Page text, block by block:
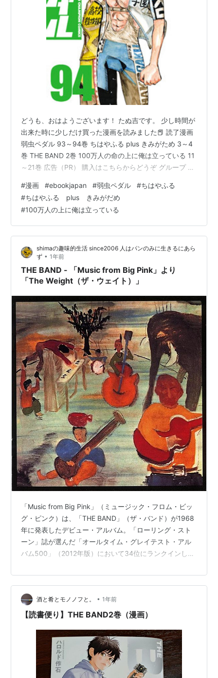
どうも、おはようございます！ たぬ吉です。 少し時間が
出来た時に少しだけ買った漫画を読みました📕 読了漫画
弱虫ペダル 93～94巻 ちはやふる plus きみがため 3～4
巻 THE BAND 2巻 100万人の命の上に俺は立っている 11
～21巻 広告（PR） 購入はこちらからどうぞ グループ 読
ダルの93巻と94巻を読みました。 いよいよ1日目山岳賞
の決着が！ 久々に読んだけどやっぱり面白いですね。 も
う95巻、96巻も出ているので早めに買って読んでいきた
いと思います。 弱虫ペダル 93 （少年チャンピオン・コ
ミックス） [ 渡辺…
#漫画 #ebookjapan #弱虫ペダル #ちはやふる
#ちはやふる plus きみがだめ
#100万人の上に俺は立っている
shimaの趣味的生活 since2006 人はパンのみに生きるにあら
ず • 1年前
THE BAND - 「Music from Big Pink」より
「The Weight（ザ・ウェイト）」
「Music from Big Pink」（ミュージック・フロム・ビッ
グ・ピンク）は、「THE BAND」（ザ・バンド）が1968
年に発表したデビュー・アルバム。「ローリング・スト
ーン」誌が選んだ「オールタイム・グレイテスト・アル
バム500」（2012年版）において34位にランクインして
レコーディングされましたが、その流れとは正反対に、
ザ・バンドのメンバーは従来のR&Bやゴスペルなどの黒
人音楽と、カントリーやトラデイショナルソングなどの
白人音楽とが融合したサウンドを作り上げました。「ビ
時借り…
酒と肴とモノノフと。 • 1年前
【読書便り】THE BAND2巻（漫画）